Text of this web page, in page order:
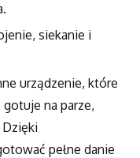
siekanie i
urządzenie, które
na parze,
pełne danie